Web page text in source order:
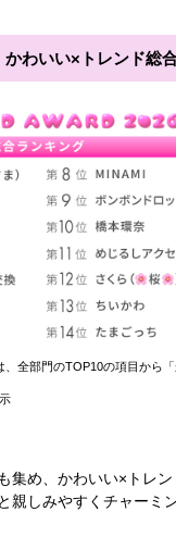
かわいい×トレンド総
全部門のTOP10の項目から
集め、かわいい×トレ
親しみやすくチャーミ